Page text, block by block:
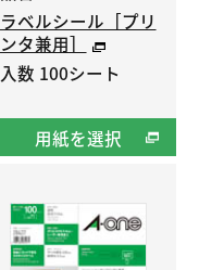
ラベルシール［プリ
ンタ兼用］
入数 100シート
用紙を選択